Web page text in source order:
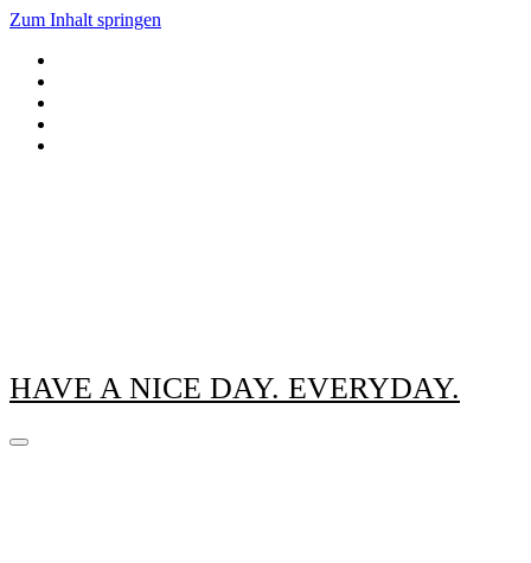
Zum Inhalt springen
HAVE A NICE DAY. EVERYDAY.